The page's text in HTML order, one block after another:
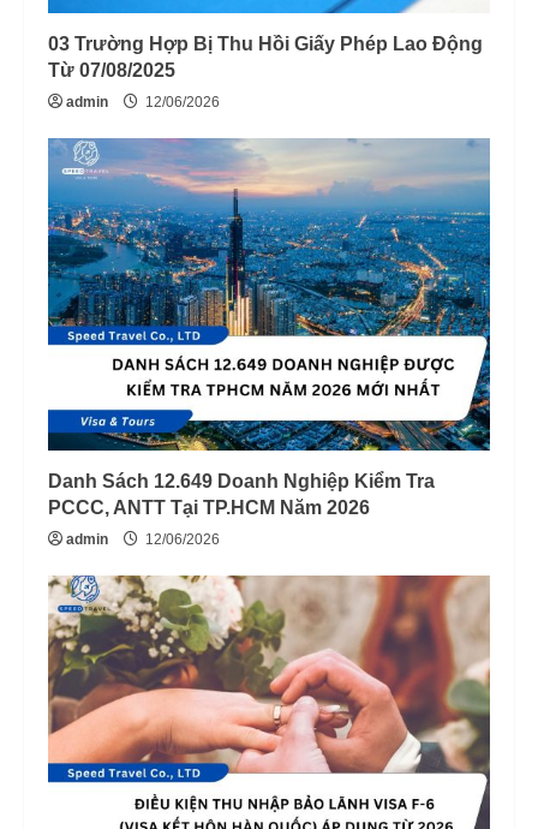
03 Trường Hợp Bị Thu Hồi Giấy Phép Lao Động
Từ 07/08/2025
admin 12/06/2026
Danh Sách 12.649 Doanh Nghiệp Kiểm Tra
PCCC, ANTT Tại TP.HCM Năm 2026
admin 12/06/2026